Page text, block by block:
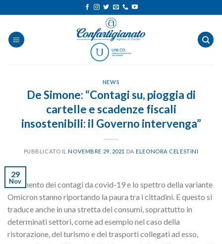
ai
contenuti
NEWS
De Simone: “Contagi su, pioggia di
cartelle e scadenze fiscali
insostenibili: il Governo intervenga”
PUBBLICATO ILNOVEMBRE 29, 2021 DAELEONORA CELESTINI
29
Nov
“L’aumento dei contagi da covid-19 e lo spettro della variante
Omicron stanno riportando la paura tra i cittadini. E questo si
traduce anche in una stretta dei consumi, soprattutto in
determinati settori, come ad esempio nel caso della
ristorazione, del turismo e dei trasporti collegati ad esso,